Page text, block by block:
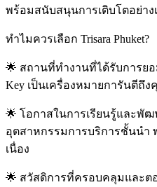
พร้อมสนับสนุนการเติบโตอย่าง
ทำไมควรเลือก Trisara Phuket?
🌟 สถานที่ทำงานที่ได้รับการยอ
Key เป็นเครื่องหมายการันตีถึ
🌟 โอกาสในการเรียนรู้และพั
อุตสาหกรรมการบริการชั้นนำ
เนื่อง
🌟 สวัสดิการที่ครอบคลุมและต